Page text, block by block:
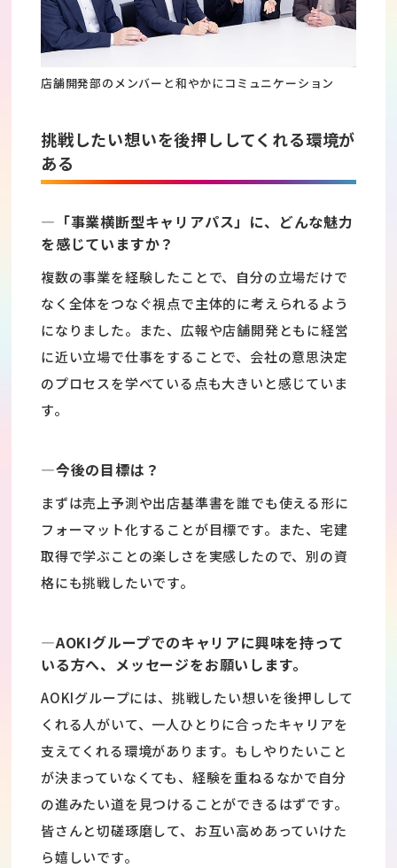
店舗開発部のメンバーと和やかにコミュニケーション
挑戦したい想いを後押ししてくれる環境が
ある
―「事業横断型キャリアパス」に、どんな魅力
を感じていますか？
複数の事業を経験したことで、自分の立場だけで
なく全体をつなぐ視点で主体的に考えられるよう
になりました。また、広報や店舗開発ともに経営
に近い立場で仕事をすることで、会社の意思決定
のプロセスを学べている点も大きいと感じていま
す。
―今後の目標は？
まずは売上予測や出店基準書を誰でも使える形に
フォーマット化することが目標です。また、宅建
取得で学ぶことの楽しさを実感したので、別の資
格にも挑戦したいです。
―AOKIグループでのキャリアに興味を持って
いる方へ、メッセージをお願いします。
AOKIグループには、挑戦したい想いを後押しして
くれる人がいて、一人ひとりに合ったキャリアを
支えてくれる環境があります。もしやりたいこと
が決まっていなくても、経験を重ねるなかで自分
の進みたい道を見つけることができるはずです。
皆さんと切磋琢磨して、お互い高めあっていけた
ら嬉しいです。